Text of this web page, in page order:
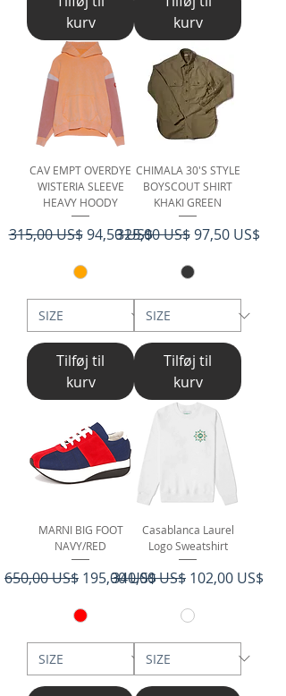
kurv
kurv
CAV EMPT OVERDYE
WISTERIA SLEEVE
HEAVY HOODY
Regulær pris
315,00 US$ Salgspris
94,50 US$
Tilføj til
kurv
CHIMALA 30'S STYLE
BOYSCOUT SHIRT
KHAKI GREEN
Regulær pris
325,00 US$ Salgspris
97,50 US$
Tilføj til
kurv
MARNI BIG FOOT
NAVY/RED
Regulær pris
650,00 US$ Salgspris
195,00 US$
Casablanca Laurel
Logo Sweatshirt
Regulær pris
340,00 US$ Salgspris
102,00 US$